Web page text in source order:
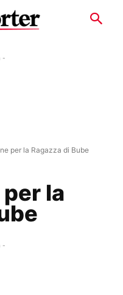
-
per la Ragazza di Bube
la
-